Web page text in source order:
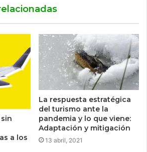
a los
La respuesta estratégica
del turismo ante la
pandemia y lo que viene:
Adaptación y mitigación
13 abril, 2021